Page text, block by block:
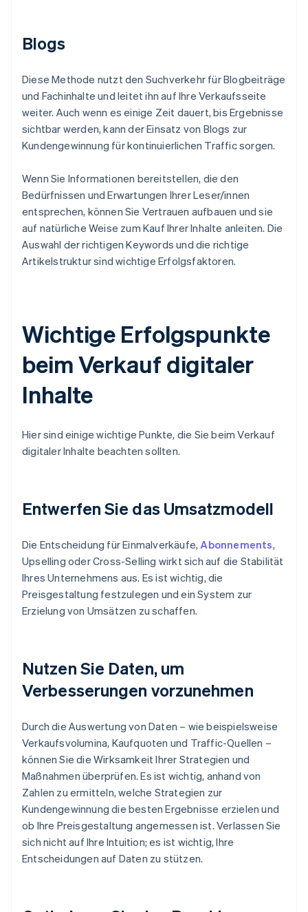
Blogs
Diese Methode nutzt den Suchverkehr für Blogbeiträge
und Fachinhalte und leitet ihn auf Ihre Verkaufsseite
weiter. Auch wenn es einige Zeit dauert, bis Ergebnisse
sichtbar werden, kann der Einsatz von Blogs zur
Kundengewinnung für kontinuierlichen Traffic sorgen.
Wenn Sie Informationen bereitstellen, die den
Bedürfnissen und Erwartungen Ihrer Leser/innen
entsprechen, können Sie Vertrauen aufbauen und sie
auf natürliche Weise zum Kauf Ihrer Inhalte anleiten. Die
Auswahl der richtigen Keywords und die richtige
Artikelstruktur sind wichtige Erfolgsfaktoren.
Wichtige Erfolgspunkte
beim Verkauf digitaler
Inhalte
Hier sind einige wichtige Punkte, die Sie beim Verkauf
digitaler Inhalte beachten sollten.
Entwerfen Sie das Umsatzmodell
Die Entscheidung für Einmalverkäufe,Abonnements,
Upselling oder Cross-Selling wirkt sich auf die Stabilität
Ihres Unternehmens aus. Es ist wichtig, die
Preisgestaltung festzulegen und ein System zur
Erzielung von Umsätzen zu schaffen.
Nutzen Sie Daten, um
Verbesserungen vorzunehmen
Durch die Auswertung von Daten – wie beispielsweise
Verkaufsvolumina, Kaufquoten und Traffic-Quellen –
können Sie die Wirksamkeit Ihrer Strategien und
Maßnahmen überprüfen. Es ist wichtig, anhand von
Zahlen zu ermitteln, welche Strategien zur
Kundengewinnung die besten Ergebnisse erzielen und
ob Ihre Preisgestaltung angemessen ist. Verlassen Sie
sich nicht auf Ihre Intuition; es ist wichtig, Ihre
Entscheidungen auf Daten zu stützen.